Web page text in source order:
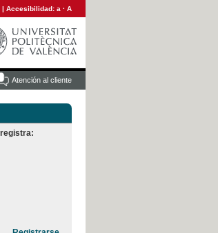
| Accesibilidad: a · A
Atención al cliente